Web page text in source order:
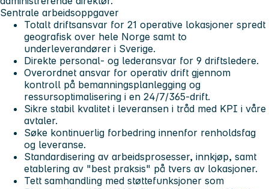
Sentrale arbeidsoppgaver
Totalt driftsansvar for 21 operative lokasjoner spredt
geografisk over hele Norge samt to
underleverandører i Sverige.
Direkte personal- og lederansvar for 9 driftsledere.
Overordnet ansvar for operativ drift gjennom
kontroll på bemanningsplanlegging og
ressursoptimalisering i en 24/7/365-drift.
Sikre stabil kvalitet i leveransen i tråd med KPI i våre
avtaler.
Søke kontinuerlig forbedring innenfor renholdsfag
og leveranse.
Standardisering av arbeidsprosesser, innkjøp, samt
etablering av "best praksis" på tvers av lokasjoner.
Tett samhandling med støttefunksjoner som